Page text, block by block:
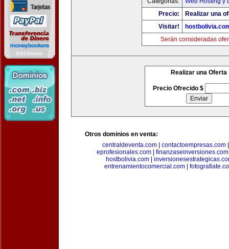
Precio:
Realizar una
Visitar!
Serán consideradas
Realizar una Oferta
Precio Ofrecido $
Otros dominios en venta:
centraldeventa.com
contactoempresas.com
eprofesionales.com
finanzaseinversiones.com
hostbolivia.com
entrenamientocomercial.com